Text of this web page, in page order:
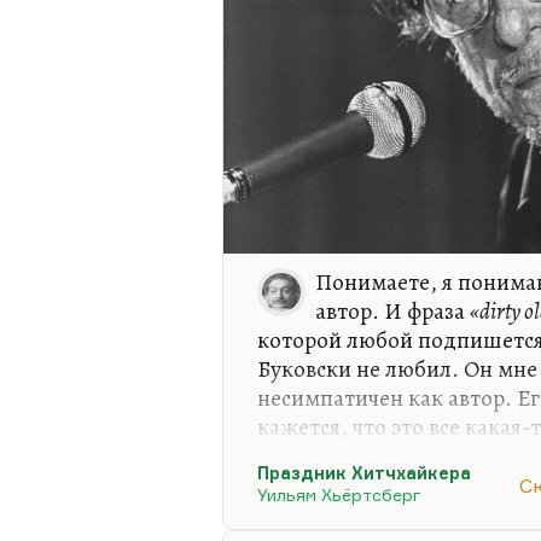
Бабичеву кем-то вроде
Понимаете, я
автор. И фраза«dirty
которой любой
Буковски не любил. Он
несимпатичен как автор.
кажется, что это все
всерьез, там у Буковски
многого не хватает в его
Праздник Хитчхайкера
Уильям Хьёртсберг